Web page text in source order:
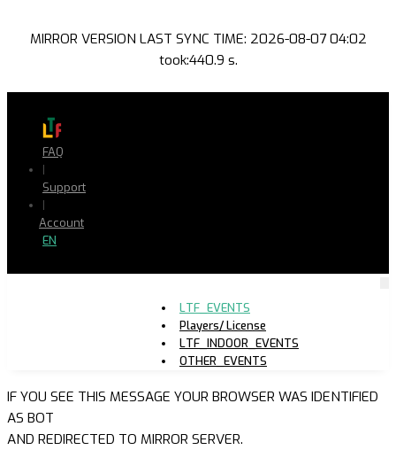
MIRROR VERSION LAST SYNC TIME: 2026-08-07 04:02
took:440.9 s.
FAQ
|
Support
|
Account
EN
LTF_EVENTS
Players/ License
LTF_INDOOR_EVENTS
OTHER_EVENTS
IF YOU SEE THIS MESSAGE YOUR BROWSER WAS IDENTIFIED
AS BOT
AND REDIRECTED TO MIRROR SERVER.